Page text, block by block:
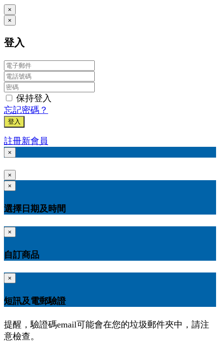
×
×
登入
保持登入
忘記密碼？
登入
註冊新會員
×
×
×
選擇日期及時間
×
自訂商品
×
短訊及電郵驗證
提醒，驗證碼email可能會在您的垃圾郵件夾中，請注
意檢查。